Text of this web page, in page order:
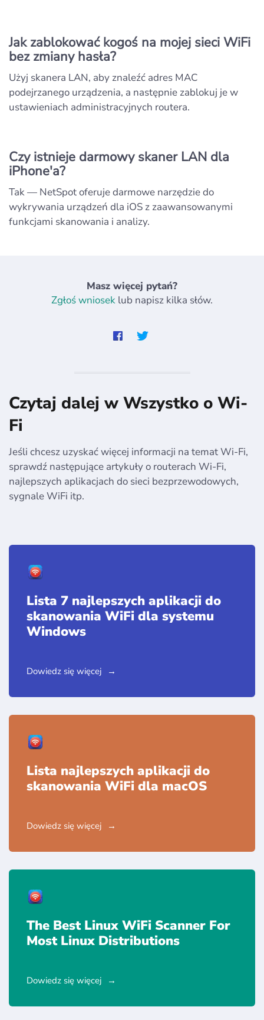
Jak zablokować kogoś na mojej sieci WiFi
bez zmiany hasła?
Użyj skanera LAN, aby znaleźć adres MAC
podejrzanego urządzenia, a następnie zablokuj je w
ustawieniach administracyjnych routera.
Czy istnieje darmowy skaner LAN dla
iPhone'a?
Tak — NetSpot oferuje darmowe narzędzie do
wykrywania urządzeń dla iOS z zaawansowanymi
funkcjami skanowania i analizy.
Masz więcej pytań?
Zgłoś wniosek lub napisz kilka słów.
Czytaj dalej w Wszystko o Wi-
Fi
Jeśli chcesz uzyskać więcej informacji na temat Wi-Fi,
sprawdź następujące artykuły o routerach Wi-Fi,
najlepszych aplikacjach do sieci bezprzewodowych,
sygnale WiFi itp.
Lista 7 najlepszych aplikacji do
skanowania WiFi dla systemu
Windows
Dowiedz się więcej
Lista najlepszych aplikacji do
skanowania WiFi dla macOS
Dowiedz się więcej
The Best Linux WiFi Scanner For
Most Linux Distributions
Dowiedz się więcej